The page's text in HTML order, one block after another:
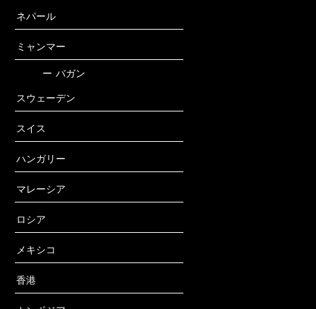
ネパール
ミャンマー
ー バガン
スウェーデン
スイス
ハンガリー
マレーシア
ロシア
メキシコ
香港